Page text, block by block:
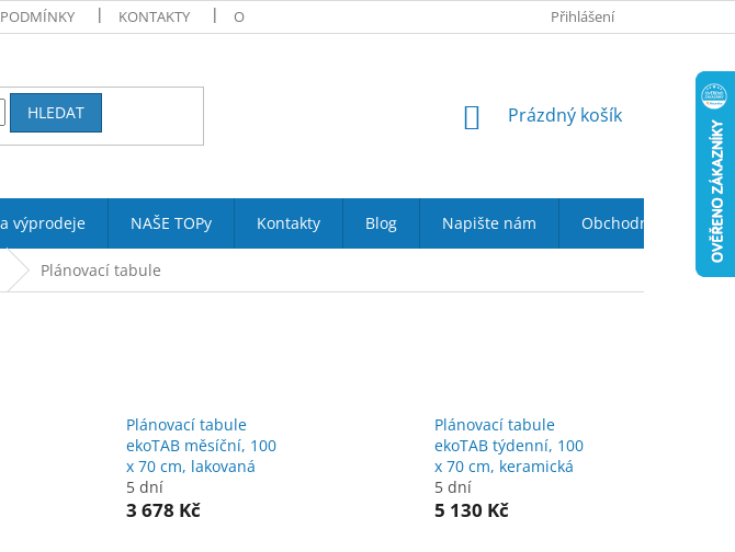
KONTAKTY O NÁS DOPRAVA A PLATBA
Přihlášení
HLEDAT
NÁKUPNÍ
Prázdný košík
výprodeje NAŠE TOPy Kontakty Blog Napište nám Obchodní podmínky
Plánovací tabule
Plánovací tabule
ekoTAB měsíční, 100
x 70 cm, lakovaná
5 dní
3 678 Kč
Plánovací tabule
ekoTAB týdenní, 100
x 70 cm, keramická
5 dní
5 130 Kč